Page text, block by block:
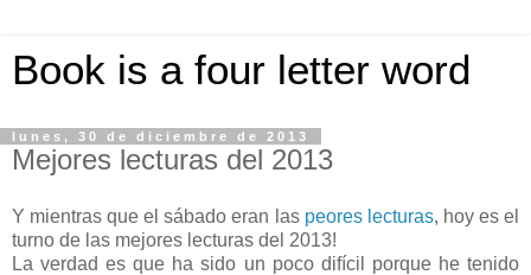
Book is a four letter word
lunes, 30 de diciembre de 2013
Mejores lecturas del 2013
Y mientras que el sábado eran las peores lecturas, hoy es el
turno de las mejores lecturas del 2013!
La verdad es que ha sido un poco difícil porque he tenido